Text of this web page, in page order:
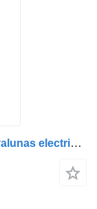
Motor Regulator de Geam Dreapta elevalunas electrico para MAN – 81286016130, 81286016143, 812860126126, 81286016113 camión